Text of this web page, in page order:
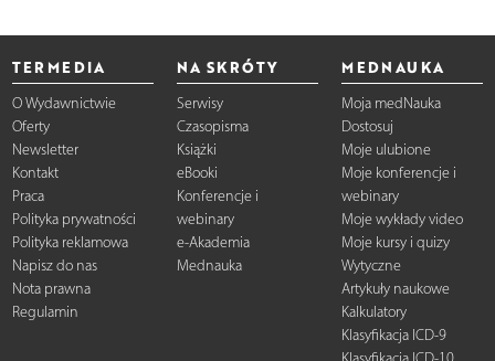
TERMEDIA
O Wydawnictwie
Oferty
Newsletter
Kontakt
Praca
Polityka prywatności
Polityka reklamowa
Napisz do nas
Nota prawna
Regulamin
NA SKRÓTY
Serwisy
Czasopisma
Książki
eBooki
Konferencje i
webinary
e-Akademia
Mednauka
MEDNAUKA
Moja medNauka
Dostosuj
Moje ulubione
Moje konferencje i
webinary
Moje wykłady video
Moje kursy i quizy
Wytyczne
Artykuły naukowe
Kalkulatory
Klasyfikacja ICD-9